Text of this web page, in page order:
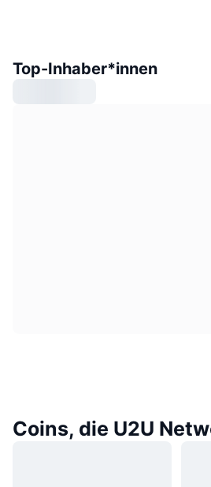
Top-Inhaber*innen
Coins, die U2U